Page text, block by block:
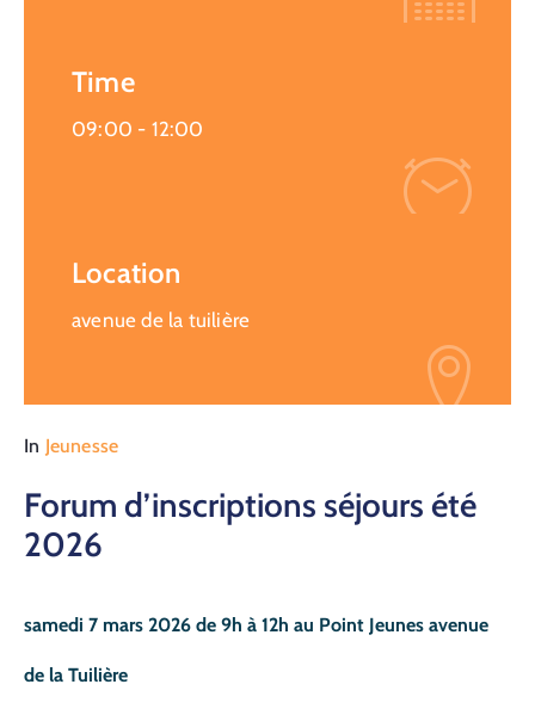
Time
09:00 - 12:00
Location
avenue de la tuilière
In Jeunesse
Forum d’inscriptions séjours été
2026
samedi 7 mars 2026 de 9h à 12h au Point Jeunes avenue
de la Tuilière